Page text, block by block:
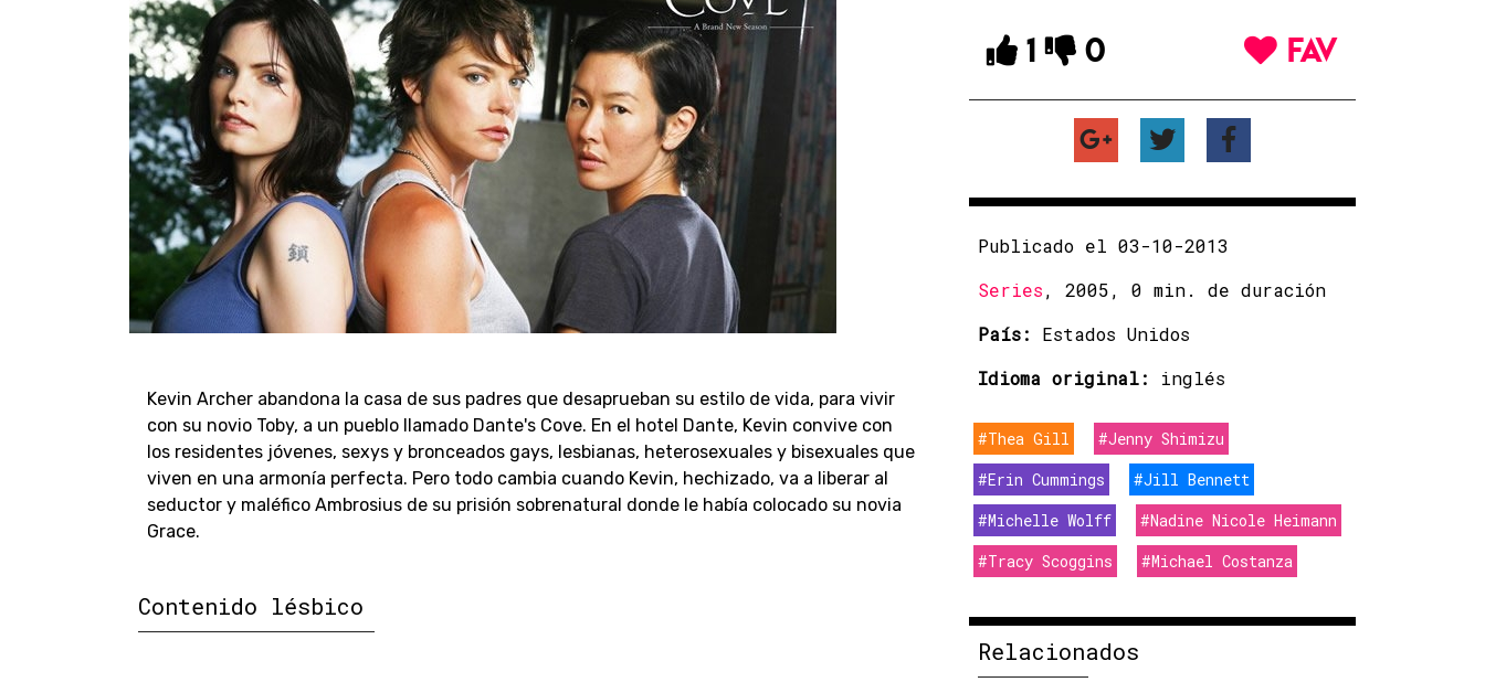
Kevin Archer abandona la casa de sus padres que desaprueban su estilo de vida, para vivir
con su novio Toby, a un pueblo llamado Dante's Cove. En el hotel Dante, Kevin convive con
los residentes jóvenes, sexys y bronceados gays, lesbianas, heterosexuales y bisexuales que
viven en una armonía perfecta. Pero todo cambia cuando Kevin, hechizado, va a liberar al
seductor y maléfico Ambrosius de su prisión sobrenatural donde le había colocado su novia
Grace.
Contenido lésbico
1 0 FAV
Publicado el 03-10-2013
Series, 2005, 0 min. de duración
País: Estados Unidos
Idioma original: inglés
#Thea Gill
#Jenny Shimizu
#Erin Cummings
#Jill Bennett
#Michelle Wolff
#Nadine Nicole Heimann
#Tracy Scoggins
#Michael Costanza
Relacionados